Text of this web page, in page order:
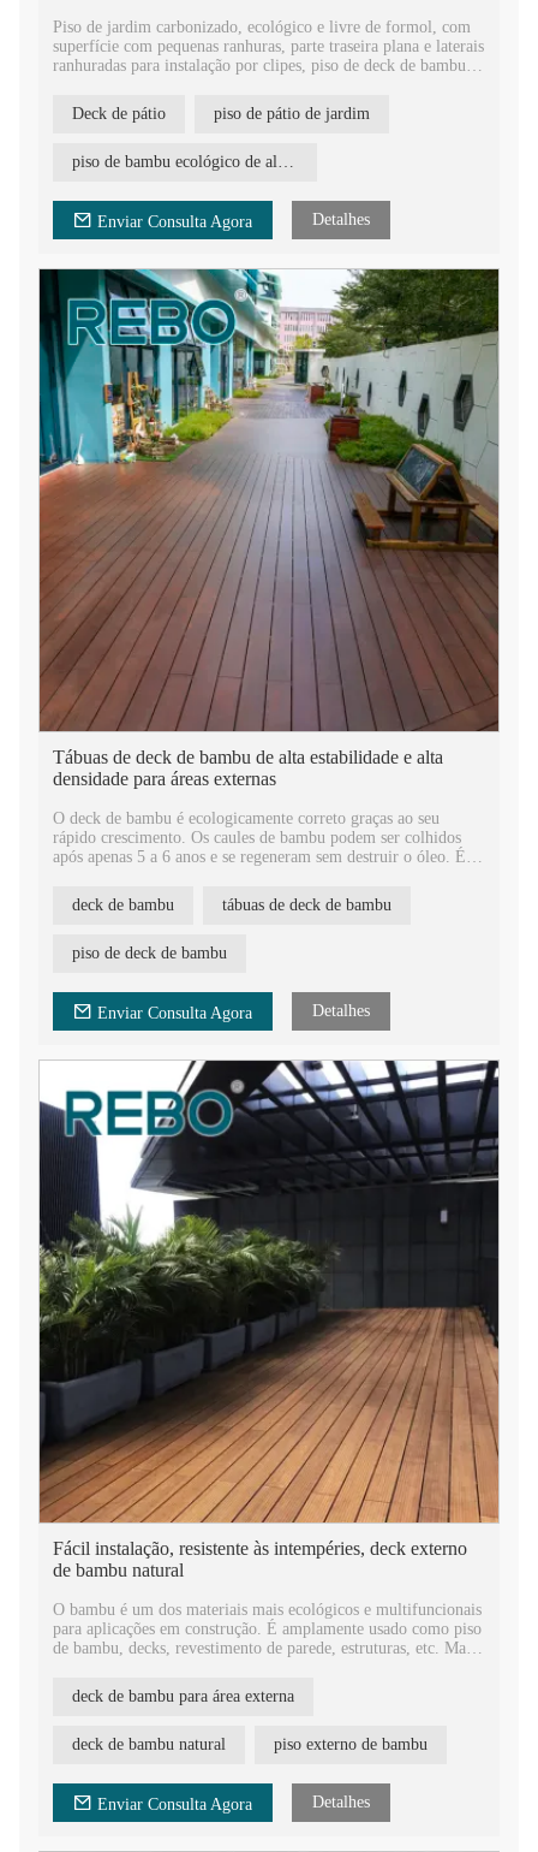
Piso de jardim carbonizado, ecológico e livre de formol, com
superfície com pequenas ranhuras, parte traseira plana e laterais
ranhuradas para instalação por clipes, piso de deck de bambu
Piso de bambu ranhurado para terraço com cabeça macho e
alta densidade para a construção de peças.
Piso de deck de bambu trançado padrão europeu E1, material
de construção para revestimento de piso externo à prova
d'água.
Deck de pátio piso de pátio de jardim
piso de bambu ecológico de alta qualidade
Enviar Consulta Agora Detalhes
Tábuas de deck de bambu de alta estabilidade e alta
densidade para áreas externas
O deck de bambu é ecologicamente correto graças ao seu
rápido crescimento. Os caules de bambu podem ser colhidos
após apenas 5 a 6 anos e se regeneram sem destruir o óleo. É
ecológica a outros materiais.
deck de bambu tábuas de deck de bambu
piso de deck de bambu
Enviar Consulta Agora Detalhes
Fácil instalação, resistente às intempéries, deck externo
de bambu natural
O bambu é um dos materiais mais ecológicos e multifuncionais
para aplicações em construção. É amplamente usado como piso
de bambu, decks, revestimento de parede, estruturas, etc. Mais
vantagens únicas.
O bambu também é um dos materiais mais ecológicos, sendo
ser colhido sem prejudicar a planta. O uso do bambu reduz o
incentivam o uso do bambu em vez de produtos de madeira.
deck de bambu para área externa
deck de bambu natural piso externo de bambu
Enviar Consulta Agora Detalhes